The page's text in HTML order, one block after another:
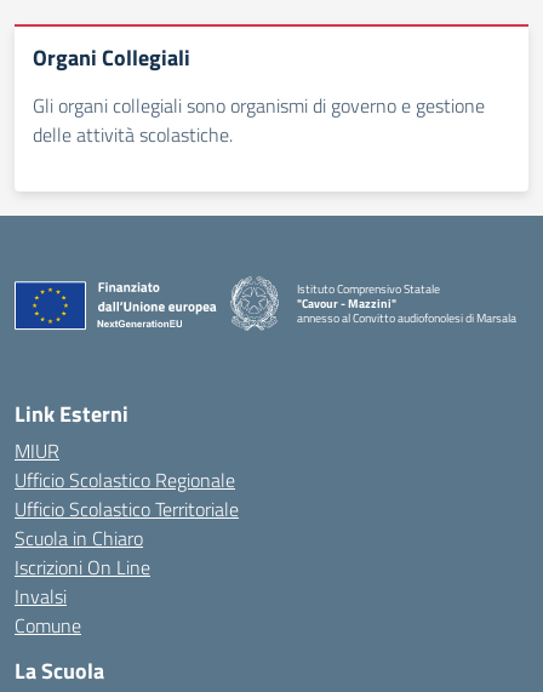
Organi Collegiali
Gli organi collegiali sono organismi di governo e gestione
delle attività scolastiche.
Istituto Comprensivo Statale
"Cavour - Mazzini"
annesso al Convitto audiofonolesi di Marsala
Link Esterni
MIUR
Ufficio Scolastico Regionale
Ufficio Scolastico Territoriale
Scuola in Chiaro
Iscrizioni On Line
Invalsi
Comune
La Scuola